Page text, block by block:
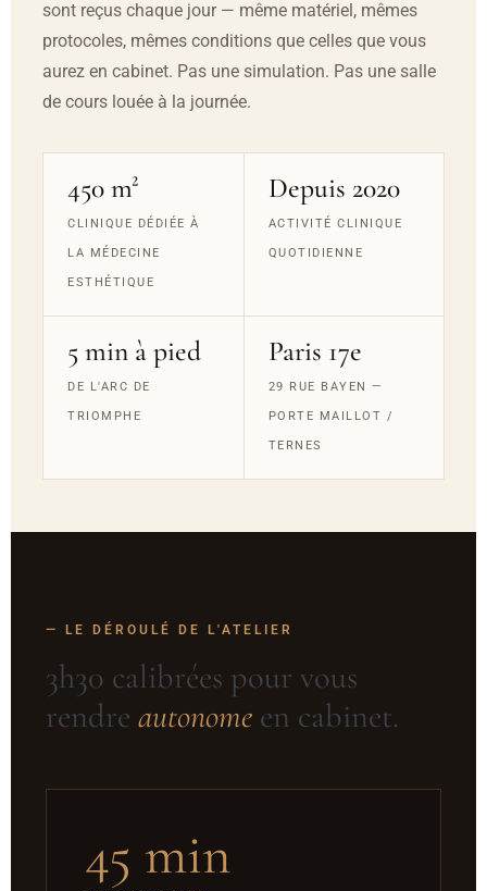
sont reçus chaque jour — même matériel, mêmes
protocoles, mêmes conditions que celles que vous
aurez en cabinet. Pas une simulation. Pas une salle
de cours louée à la journée.
450 m²
CLINIQUE DÉDIÉE À
LA MÉDECINE
ESTHÉTIQUE
Depuis 2020
ACTIVITÉ CLINIQUE
QUOTIDIENNE
5 min à pied
DE L'ARC DE
TRIOMPHE
Paris 17e
29 RUE BAYEN —
PORTE MAILLOT /
TERNES
— LE DÉROULÉ DE L'ATELIER
3h30 calibrées pour vous
rendre autonome en cabinet.
45 min